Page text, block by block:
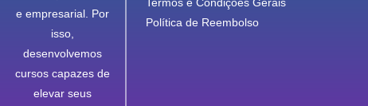
e empresarial. Por
isso,
desenvolvemos
cursos capazes de
elevar seus
Política de Reembolso